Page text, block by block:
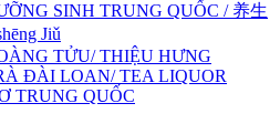
SINH TRUNG QUỐC / 养生
Jiǔ
TỬU/ THIỆU HƯNG
ĐÀI LOAN/ TEA LIQUOR
TRUNG QUỐC